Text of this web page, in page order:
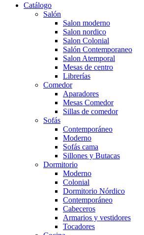
Catálogo
Salón
Salon moderno
Salon nordico
Salon Colonial
Salón Contemporaneo
Salon Atemporal
Mesas de centro
Librerías
Comedor
Aparadores
Mesas Comedor
Sillas de comedor
Sofás
Contemporáneo
Moderno
Sofás cama
Sillones y Butacas
Dormitorio
Moderno
Colonial
Dormitorio Nórdico
Contemporáneo
Cabeceros
Armarios y vestidores
Tocadores